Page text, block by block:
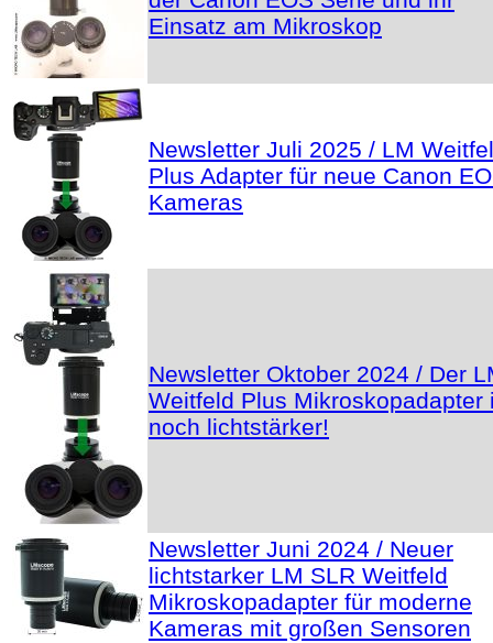
Einsatz am Mikroskop
Newsletter Juli 2025 / LM
Plus Adapter für neue Canon
Kameras
Newsletter Oktober 2024 / Der
Weitfeld Plus Mikroskopadapter
noch lichtstärker!
Newsletter Juni 2024 / Neuer
lichtstarker LM SLR Weitfeld
Mikroskopadapter für moderne
Kameras mit großen Sensoren